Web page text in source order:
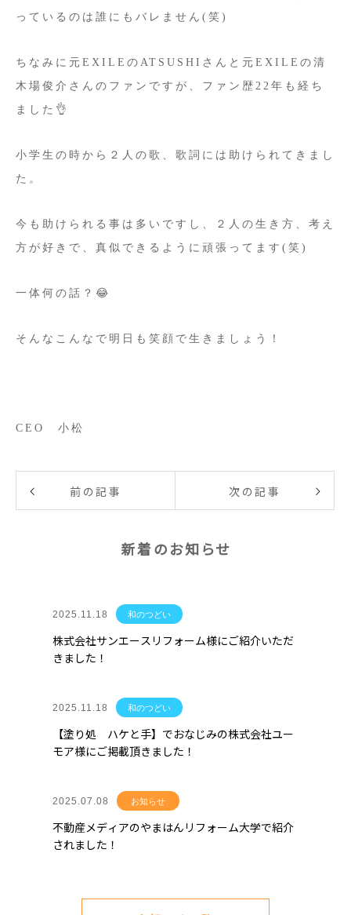
っているのは誰にもバレません(笑)
ちなみに元EXILEのATSUSHIさんと元EXILEの清
木場俊介さんのファンですが、ファン歴22年も経ち
ました👌
小学生の時から２人の歌、歌詞には助けられてきまし
た。
今も助けられる事は多いですし、２人の生き方、考え
方が好きで、真似できるように頑張ってます(笑)
一体何の話？😂
そんなこんなで明日も笑顔で生きましょう！
CEO 小松
前の記事 次の記事
新着のお知らせ
2025.11.18 和のつどい
株式会社サンエースリフォーム様にご紹介いただ
きました！
2025.11.18 和のつどい
【塗り処 ハケと手】でおなじみの株式会社ユー
モア様にご掲載頂きました！
2025.07.08 お知らせ
不動産メディアのやまはんリフォーム大学で紹介
されました！